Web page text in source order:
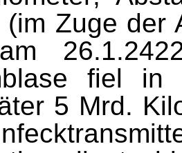
(im Zuge der
fiel in
5 Mrd.